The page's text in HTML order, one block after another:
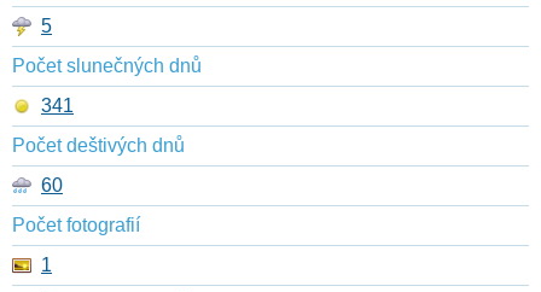
5
Počet slunečných dnů
341
Počet deštivých dnů
60
Počet fotografií
1